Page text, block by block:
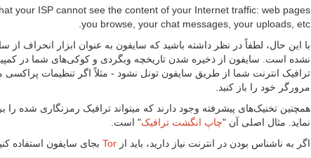
your ISP cannot see the content of your Internet traffic: web pages
you browse, your chat messages, your uploads, etc.
با این حال، لطفاً در نظر داشته باشید که سایفون به عنوان ابزار
نشده است. سایفون از ذخیره شدن تاریخچه وبگردی و کوکی‌های شما در
ترافیک انترنت شما از طریق سایفون تونل نشود - مثلاً اگر تنظیمات
مرورگر خود را باز کنید.
همچنین تخنیک‌های پیشرفته‌ وجود دارند که میتواند ترافیک رمزنگاری
نماید. مثال اصلی آن "چاپ انگشت ترافیک" است.
اگر به ناشناس بودن در انترنت نیاز دارید، باید ازTor بجای سایفون استفاده